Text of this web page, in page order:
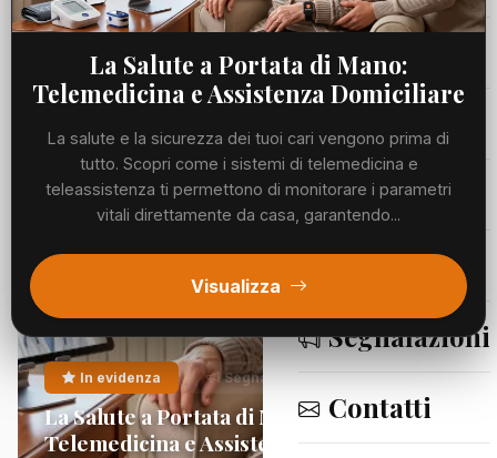
Viabilità
Utilità
Meteo
Eventi
Segnalazioni
Contatti
La Salute a Portata di Mano:
Telemedicina e Assistenza Domiciliare
La salute e la sicurezza dei tuoi cari vengono prima di
tutto. Scopri come i sistemi di telemedicina e
teleassistenza ti permettono di monitorare i parametri
vitali direttamente da casa, garantendo...
Visualizza
In evidenza Segnalazioni
La Salute a Portata di Mano:
Telemedicina e Assistenza Domiciliare